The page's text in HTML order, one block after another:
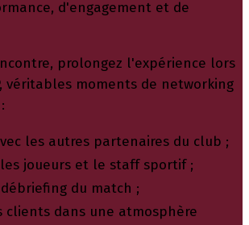
d'engagement et de
prolongez l'expérience lors
véritables moments de networking
les autres partenaires du club ;
joueurs et le staff sportif ;
du match ;
clients dans une atmosphère